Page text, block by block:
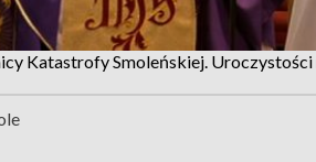
Katastrofy Smoleńskiej.